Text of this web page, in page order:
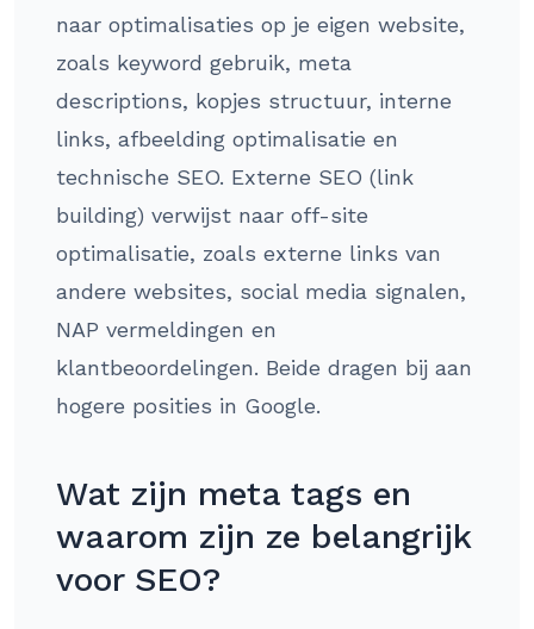
naar optimalisaties op je eigen website,
zoals keyword gebruik, meta
descriptions, kopjes structuur, interne
links, afbeelding optimalisatie en
technische SEO. Externe SEO (link
building) verwijst naar off-site
optimalisatie, zoals externe links van
andere websites, social media signalen,
NAP vermeldingen en
klantbeoordelingen. Beide dragen bij aan
hogere posities in Google.
Wat zijn meta tags en
waarom zijn ze belangrijk
voor SEO?